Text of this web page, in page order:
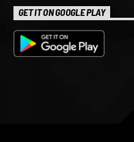
GET IT ON GOOGLE PLAY